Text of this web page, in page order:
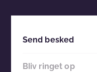
Send besked
Bliv ringet op